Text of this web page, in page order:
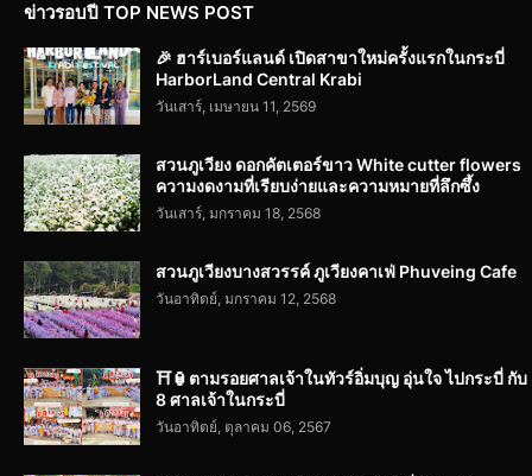
ข่าวรอบปี TOP NEWS POST
🎉 ฮาร์เบอร์แลนด์ เปิดสาขาใหม่ครั้งแรกในกระบี่
HarborLand Central Krabi
วันเสาร์, เมษายน 11, 2569
สวนภูเวียง ดอกคัตเตอร์ขาว White cutter flowers
ความงดงามที่เรียบง่ายและความหมายที่ลึกซึ้ง
วันเสาร์, มกราคม 18, 2568
สวนภูเวียงบางสวรรค์ ภูเวียงคาเฟ่ Phuveing Cafe
วันอาทิตย์, มกราคม 12, 2568
⛩️🏮ตามรอยศาลเจ้าในทัวร์อิ่มบุญ อุ่นใจ ไปกระบี่ กับ
8 ศาลเจ้าในกระบี่
วันอาทิตย์, ตุลาคม 06, 2567